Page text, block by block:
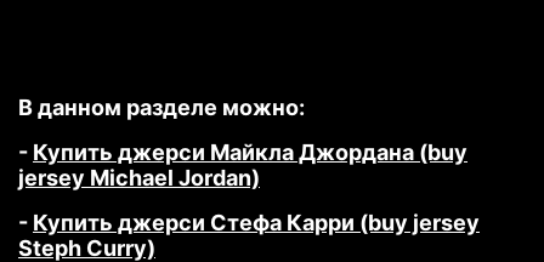
В данном разделе можно:
- Купить джерси Майкла Джордана (buy
jersey Michael Jordan)
- Купить джерси Стефа Карри (buy jersey
Steph Curry)